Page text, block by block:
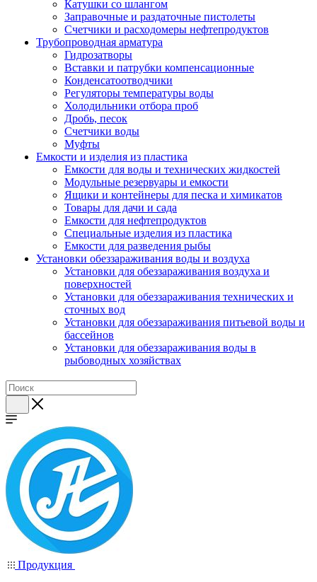
Катушки со шлангом
Заправочные и раздаточные пистолеты
Счетчики и расходомеры нефтепродуктов
Трубопроводная арматура
Гидрозатворы
Вставки и патрубки компенсационные
Конденсатоотводчики
Регуляторы температуры воды
Холодильники отбора проб
Дробь, песок
Счетчики воды
Муфты
Емкости и изделия из пластика
Емкости для воды и технических жидкостей
Модульные резервуары и емкости
Ящики и контейнеры для песка и химикатов
Товары для дачи и сада
Емкости для нефтепродуктов
Специальные изделия из пластика
Емкости для разведения рыбы
Установки обеззараживания воды и воздуха
Установки для обеззараживания воздуха и
поверхностей
Установки для обеззараживания технических и
сточных вод
Установки для обеззараживания питьевой воды и
бассейнов
Установки для обеззараживания воды в
рыбоводных хозяйствах
Продукция